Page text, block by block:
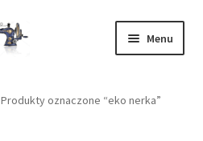
Menu
Produkty oznaczone “eko nerka”